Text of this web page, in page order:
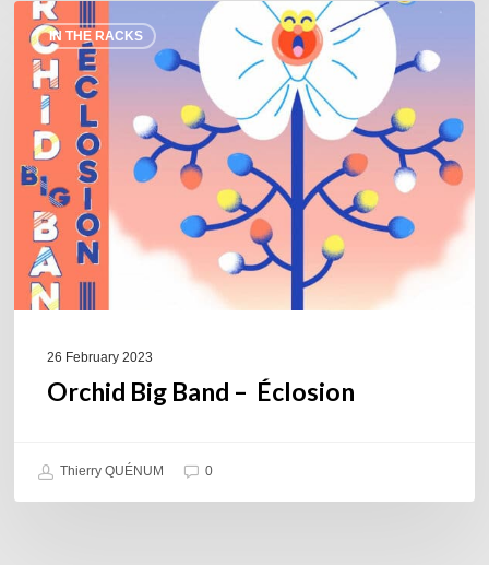
IN THE RACKS
Orchid
Big
Band
Éclosion
26 February 2023
Orchid Big Band – Éclosion
Thierry QUÉNUM 0